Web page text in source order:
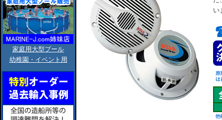
家庭用大型プール
幼稚園・イベント用
い